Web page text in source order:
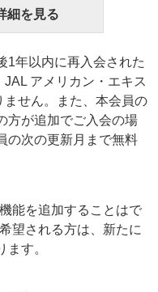
細を見る
1年以内に再入会された
アメリカン・エキス
せん。また、本会員の
方が追加でご入会の場
の次の更新月まで無料
能を追加することはで
望される方は、新たに
す。